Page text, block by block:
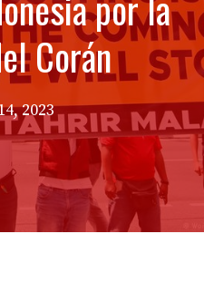
Corán
2023